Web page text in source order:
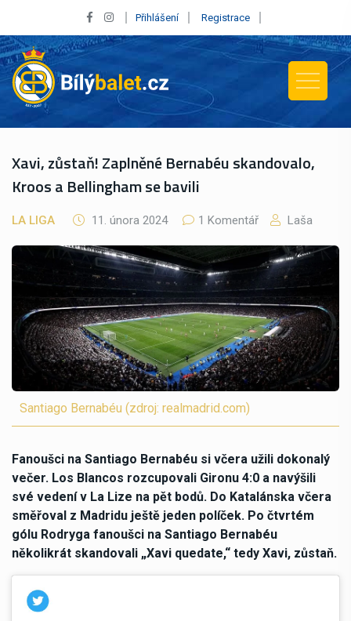
Přihlášení Registrace
Xavi, zůstaň! Zaplněné Bernabéu skandovalo,
Kroos a Bellingham se bavili
LA LIGA 11. února 2024 1 Komentář Laša
Santiago Bernabéu (zdroj: realmadrid.com)
Fanoušci na Santiago Bernabéu si včera užili dokonalý
večer. Los Blancos rozcupovali Gironu 4:0 a navýšili
své vedení v La Lize na pět bodů. Do Katalánska včera
směřoval z Madridu ještě jeden políček. Po čtvrtém
gólu Rodryga fanoušci na Santiago Bernabéu
několikrát skandovali „Xavi quedate,“ tedy Xavi, zůstaň.